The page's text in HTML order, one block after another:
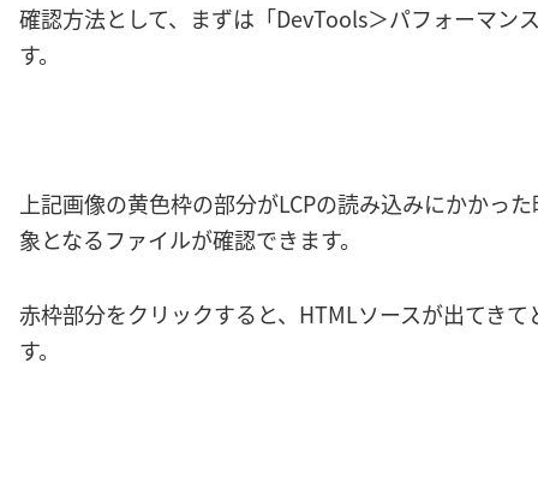
確認方法として、まずは「DevTools＞パフォーマン
す。
上記画像の黄色枠の部分がLCPの読み込みにかかっ
象となるファイルが確認できます。
赤枠部分をクリックすると、HTMLソースが出てき
す。